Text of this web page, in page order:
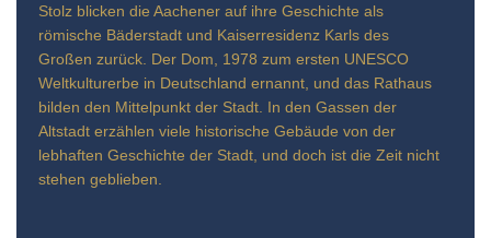
Stolz blicken die Aachener auf ihre Geschichte als
römische Bäderstadt und Kaiserresidenz Karls des
Großen zurück. Der Dom, 1978 zum ersten UNESCO
Weltkulturerbe in Deutschland ernannt, und das Rathaus
bilden den Mittelpunkt der Stadt. In den Gassen der
Altstadt erzählen viele historische Gebäude von der
lebhaften Geschichte der Stadt, und doch ist die Zeit nicht
stehen geblieben.